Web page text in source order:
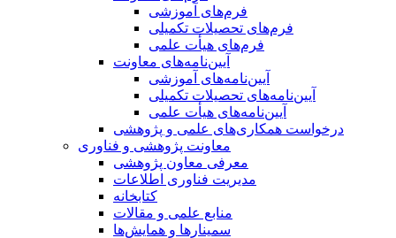
فرم‌های آموزشی
فرم‌های تحصیلات تکمیلی
فرم‌های هیأت علمی
آیین‌نامه‌های معاونت
آیین‌نامه‌های آموزشی
آیین‌نامه‌های تحصیلات تکمیلی
آیین‌نامه‌های هیأت علمی
درخواست همکاری‌های علمی و پژوهشی
معاونت پژوهشی و فناوری
معرفی معاون پژوهشی
مدیریت فناوری اطلاعات
کتابخانه
منابع علمی و مقالات
سمینارها و همایش‌ها